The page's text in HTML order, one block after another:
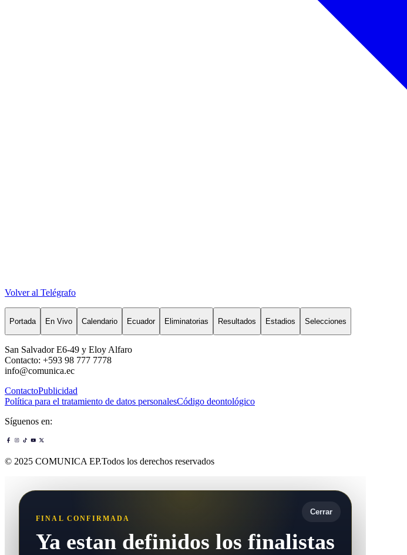
Volver al Telégrafo
Portada En Vivo Calendario Ecuador Eliminatorias Resultados Estadios Selecciones
San Salvador E6-49 y Eloy Alfaro
Contacto: +593 98 777 7778
info@comunica.ec
ContactoPublicidad
Política para el tratamiento de datos personalesCódigo deontológico
Síguenos en:
© 2025 COMUNICA EP.Todos los derechos reservados
Cerrar
FINAL CONFIRMADA
Ya estan definidos los finalistas